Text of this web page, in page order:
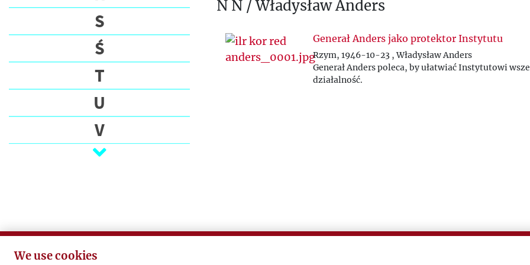
S
Ś
T
U
V
W
N N / Władysław Anders
Generał Anders jako protektor Instytutu
Rzym, 1946-10-23 , Władysław Anders
Generał Anders poleca, by ułatwiać Instytutowi
działalność.
We use cookies